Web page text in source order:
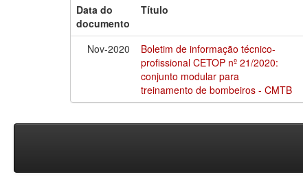
Data do
documento
Título
Nov-2020
Boletim de informação técnico-
profissional CETOP nº 21/2020:
conjunto modular para
treinamento de bombeiros - CMTB